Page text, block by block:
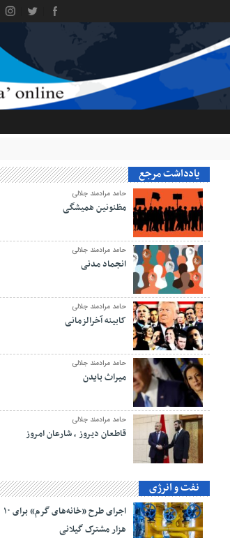
یادداشت مرجع
حامد مرادمند جلالی
مظنونین همیشگی
حامد مرادمند جلالی
انجماد مدنی
حامد مرادمند جلالی
کابینه آخرالزمانی
حامد مرادمند جلالی
میراث بایدن
حامد مرادمند جلالی
قاطعان دیروز ، شارعان امروز
نفت و انرژی
اجرای طرح «خانه‌های گرم» برای ۱۰
هزار مشترک گیلانی